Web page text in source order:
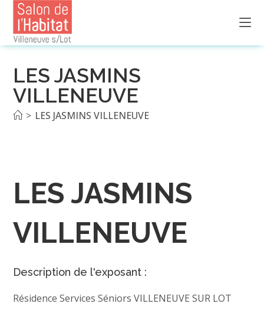
content
LES JASMINS
VILLENEUVE
> LES JASMINS VILLENEUVE
LES JASMINS
VILLENEUVE
Description de l'exposant :
Résidence Services Séniors VILLENEUVE SUR LOT